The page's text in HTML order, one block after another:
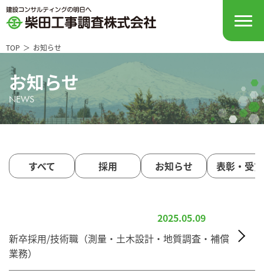
お知らせ
NEWS
TOP お知らせ
すべて 採用 お知らせ 表彰・受賞
2025.05.09
新卒採用/技術職（測量・土木設計・地質調査・補償
業務）